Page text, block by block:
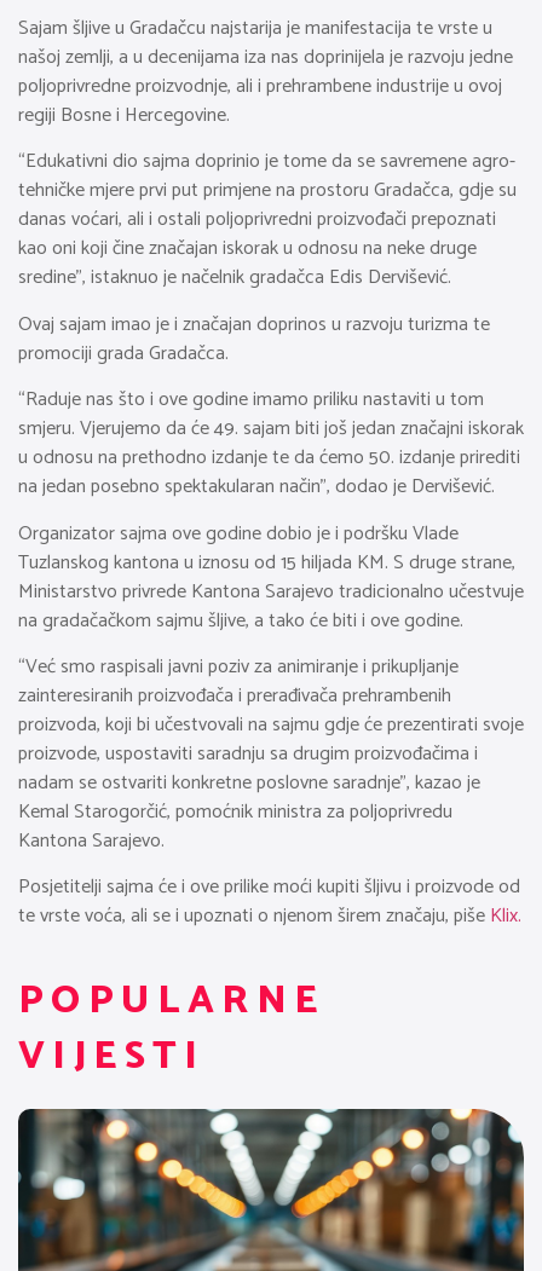
Sajam šljive u Gradačcu najstarija je manifestacija te vrste u
našoj zemlji, a u decenijama iza nas doprinijela je razvoju jedne
poljoprivredne proizvodnje, ali i prehrambene industrije u ovoj
regiji Bosne i Hercegovine.
“Edukativni dio sajma doprinio je tome da se savremene agro-
tehničke mjere prvi put primjene na prostoru Gradačca, gdje su
danas voćari, ali i ostali poljoprivredni proizvođači prepoznati
kao oni koji čine značajan iskorak u odnosu na neke druge
sredine”, istaknuo je načelnik gradačca Edis Dervišević.
Ovaj sajam imao je i značajan doprinos u razvoju turizma te
promociji grada Gradačca.
“Raduje nas što i ove godine imamo priliku nastaviti u tom
smjeru. Vjerujemo da će 49. sajam biti još jedan značajni iskorak
u odnosu na prethodno izdanje te da ćemo 50. izdanje prirediti
na jedan posebno spektakularan način”, dodao je Dervišević.
Organizator sajma ove godine dobio je i podršku Vlade
Tuzlanskog kantona u iznosu od 15 hiljada KM. S druge strane,
Ministarstvo privrede Kantona Sarajevo tradicionalno učestvuje
na gradačačkom sajmu šljive, a tako će biti i ove godine.
“Već smo raspisali javni poziv za animiranje i prikupljanje
zainteresiranih proizvođača i prerađivača prehrambenih
proizvoda, koji bi učestvovali na sajmu gdje će prezentirati svoje
proizvode, uspostaviti saradnju sa drugim proizvođačima i
nadam se ostvariti konkretne poslovne saradnje”, kazao je
Kemal Starogorčić, pomoćnik ministra za poljoprivredu
Kantona Sarajevo.
Posjetitelji sajma će i ove prilike moći kupiti šljivu i proizvode od
te vrste voća, ali se i upoznati o njenom širem značaju, pišeKlix.
POPULARNE
VIJESTI